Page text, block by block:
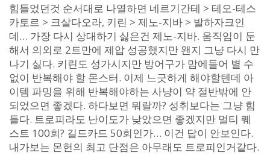
힘들었던것 순서대로 나열하면 네르기간테 > 테오-테스
카토르 > 크살다오라, 키린 > 제노-지바 > 발하자크인
데… 가장 다시 상대하기 싫은건 제노-지바. 움직임이 둔
해서 의외로 2트만에 제압 성공했지만 왠지 그냥 다시 만
나기 싫다. 키린도 성가시지만 방어구가 맘에들어 별 수
없이 반복해야 할 몬스터. 이제 느긋하게 해야할텐데 아
이템 파밍을 위해 반복해야하는 사냥이 약 절반밖에 안
되었으면 좋겠다. 하다보면 뭐랄까? 성취보다는 그냥 힘
들다. 트로피라도 난이도가 낮았으면 좋겠지만 멀티 퀘
스트 100회? 길드카드 50회인가… 이건 답이 안보인다.
내가보는 몬헌의 최고 단점은 아무래도 트로피인거같다.